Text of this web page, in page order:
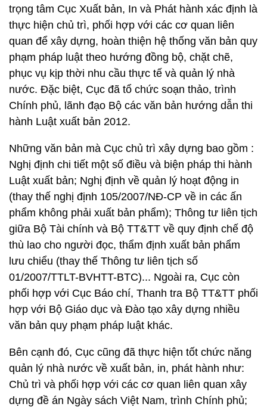
trọng tâm Cục Xuất bản, In và Phát hành xác định là
thực hiện chủ trì, phối hợp với các cơ quan liên
quan để xây dựng, hoàn thiện hệ thống văn bản quy
phạm pháp luật theo hướng đồng bộ, chặt chẽ,
phục vụ kịp thời nhu cầu thực tế và quản lý nhà
nước. Đặc biệt, Cục đã tổ chức soạn thảo, trình
Chính phủ, lãnh đạo Bộ các văn bản hướng dẫn thi
hành Luật xuất bản 2012.
Những văn bản mà Cục chủ trì xây dựng bao gồm :
Nghị định chi tiết một số điều và biện pháp thi hành
Luật xuất bản; Nghị định về quản lý hoạt động in
(thay thế nghị định 105/2007/NĐ-CP về in các ấn
phẩm không phải xuất bản phẩm); Thông tư liên tịch
giữa Bộ Tài chính và Bộ TT&TT về quy định chế độ
thù lao cho người đọc, thẩm định xuất bản phẩm
lưu chiểu (thay thế Thông tư liên tịch số
01/2007/TTLT-BVHTT-BTC)... Ngoài ra, Cục còn
phối hợp với Cục Báo chí, Thanh tra Bộ TT&TT phối
hợp với Bộ Giáo dục và Đào tạo xây dựng nhiều
văn bản quy phạm pháp luật khác.
Bên cạnh đó, Cục cũng đã thực hiện tốt chức năng
quản lý nhà nước về xuất bản, in, phát hành như:
Chủ trì và phối hợp với các cơ quan liên quan xây
dựng đề án Ngày sách Việt Nam, trình Chính phủ;